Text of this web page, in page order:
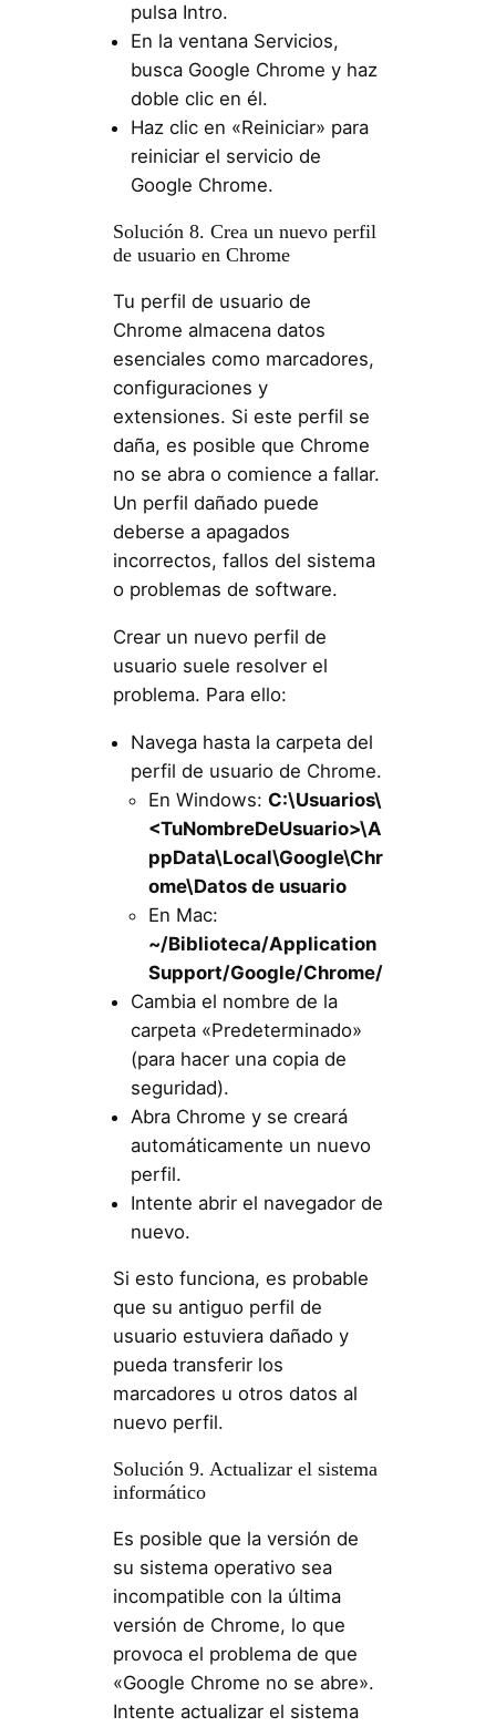
pulsa Intro.
En la ventana Servicios,
busca Google Chrome y haz
doble clic en él.
Haz clic en «Reiniciar» para
reiniciar el servicio de
Google Chrome.
Solución 8. Crea un nuevo perfil
de usuario en Chrome
Tu perfil de usuario de
Chrome almacena datos
esenciales como marcadores,
configuraciones y
extensiones. Si este perfil se
daña, es posible que Chrome
no se abra o comience a fallar.
Un perfil dañado puede
deberse a apagados
incorrectos, fallos del sistema
o problemas de software.
Crear un nuevo perfil de
usuario suele resolver el
problema. Para ello:
Navega hasta la carpeta del
perfil de usuario de Chrome.
En Windows: C:\Usuarios\
<TuNombreDeUsuario>\A
ppData\Local\Google\Chr
ome\Datos de usuario
En Mac:
~/Biblioteca/Application
Support/Google/Chrome/
Cambia el nombre de la
carpeta «Predeterminado»
(para hacer una copia de
seguridad).
Abra Chrome y se creará
automáticamente un nuevo
perfil.
Intente abrir el navegador de
nuevo.
Si esto funciona, es probable
que su antiguo perfil de
usuario estuviera dañado y
pueda transferir los
marcadores u otros datos al
nuevo perfil.
Solución 9. Actualizar el sistema
informático
Es posible que la versión de
su sistema operativo sea
incompatible con la última
versión de Chrome, lo que
provoca el problema de que
«Google Chrome no se abre».
Intente actualizar el sistema